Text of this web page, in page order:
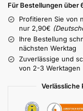
Für Bestellungen über
Profitieren Sie von
nur 2,90€
Ihre Bestellung
nächsten Werktag
Zuverlässige und
von 2-3 Werktagen
Verlässliche